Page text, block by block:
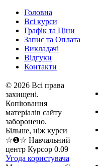
Головна
Всі курси
Графік та Ціни
Запис та Оплата
Викладачі
Відгуки
Контакти
© 2026 Всі права
захищені.
Копіювання
матеріалів сайту
заборонено.
Більше, ніж курси
☆❶☆ Навчальний
центр Курсор 0.09
Угода користувача